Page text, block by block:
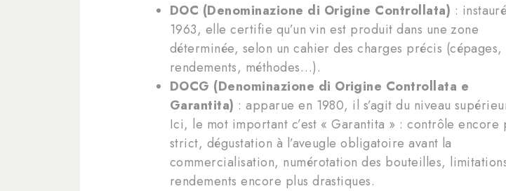
DOC (Denominazione di Origine Controllata) :
1963, elle certifie qu’un vin est produit dans une zone
déterminée, selon un cahier des charges précis (cépages,
rendements, méthodes…).
DOCG (Denominazione di Origine Controllata e
Garantita) : apparue en 1980, il s’agit du niveau
Ici, le mot important c’est « Garantita » : contrôle encore
strict, dégustation à l’aveugle obligatoire avant la
commercialisation, numérotation des bouteilles,
rendements encore plus drastiques.